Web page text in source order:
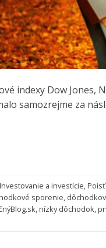
indexy Dow Jones,
samozrejme za
Investovanie a investície,
sporenie,
,nízky dôchodok,